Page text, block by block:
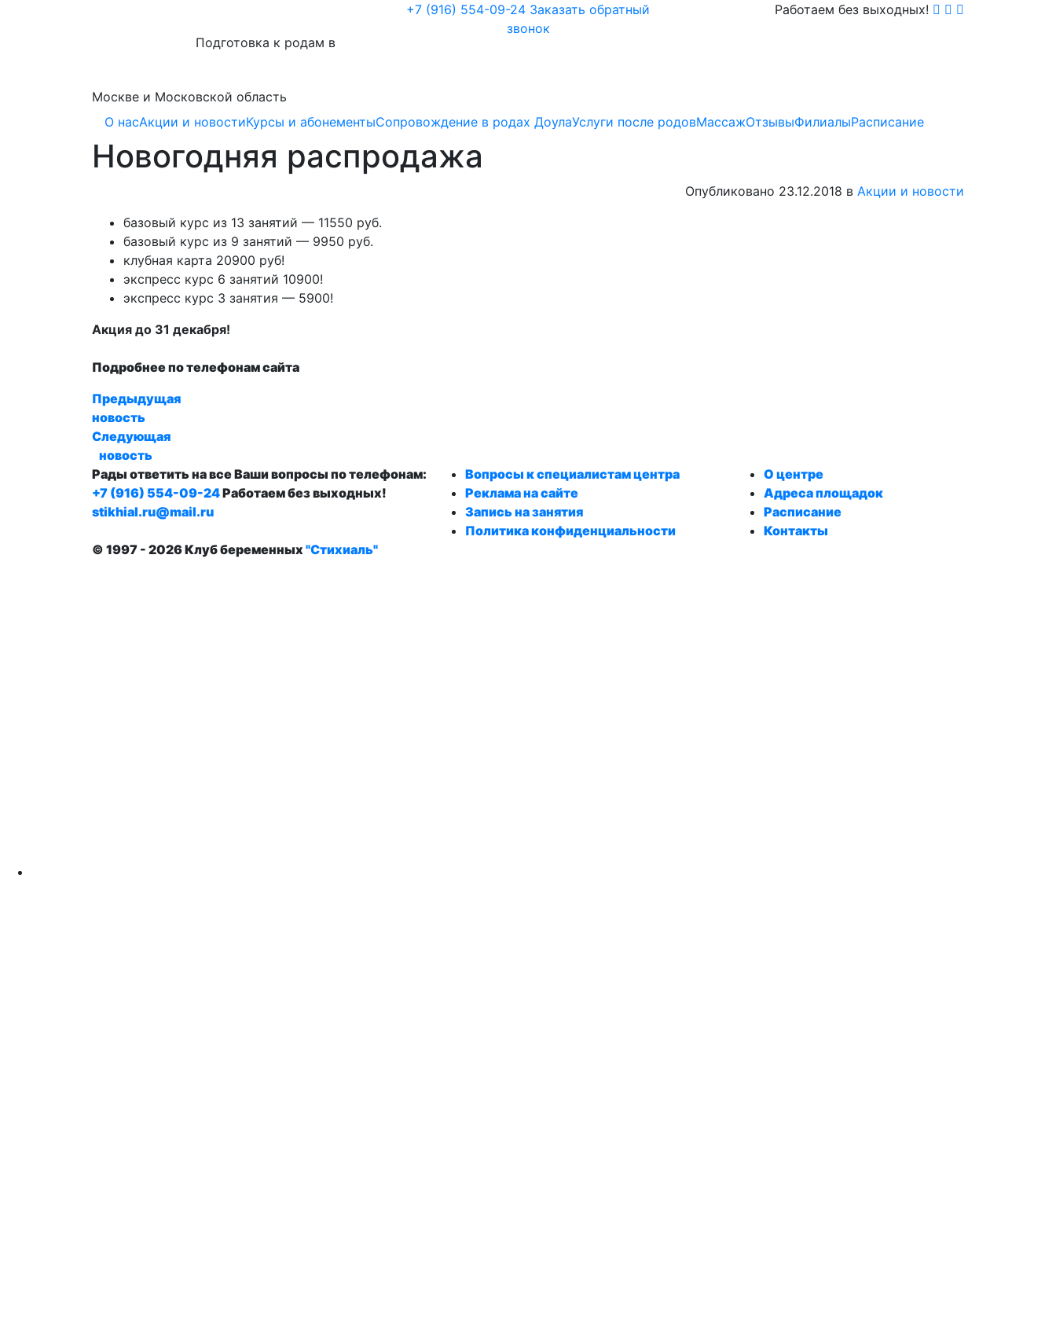
Подготовка к родам в
Москве и Московской область
+7 (916) 554-09-24 Заказать обратный
звонок
Работаем без выходных!
О насАкции и новостиКурсы и абонементыСопровождение в родах ДоулаУслуги после родовМассажОтзывыФилиалыРасписание
Новогодняя распродажа
Опубликовано 23.12.2018 в Акции и новости
базовый курс из 13 занятий — 11550 руб.
базовый курс из 9 занятий — 9950 руб.
клубная карта 20900 руб!
экспресс курс 6 занятий 10900!
экспресс курс 3 занятия — 5900!
Акция до 31 декабря!
Подробнее по телефонам сайта
Предыдущая
новость
Следующая
новость
Рады ответить на все Ваши вопросы по телефонам:
+7 (916) 554-09-24Работаем без выходных!
stikhial.ru@mail.ru
Вопросы к специалистам центра
Реклама на сайте
Запись на занятия
Политика конфиденциальности
О центре
Адреса площадок
Расписание
Контакты
© 1997 - 2026 Клуб беременных "Стихиаль"